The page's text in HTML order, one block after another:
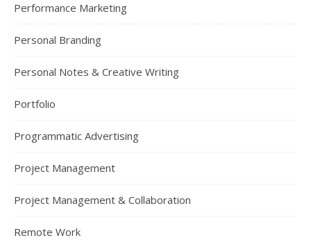
Performance Marketing
Personal Branding
Personal Notes & Creative Writing
Portfolio
Programmatic Advertising
Project Management
Project Management & Collaboration
Remote Work